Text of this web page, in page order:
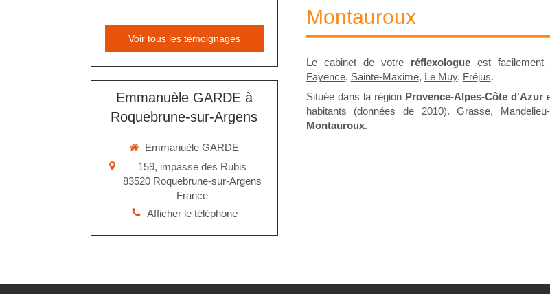
Montauroux
Le cabinet de votre réflexologue est facilement
Fayence, Sainte-Maxime, Le Muy, Fréjus.
Située dans la région Provence-Alpes-Côte d'Azur
habitants (données de 2010). Grasse,
Montauroux.
Voir tous les témoignages
Emmanuèle GARDE à
Roquebrune-sur-Argens
Emmanuèle GARDE
159, impasse des Rubis
83520 Roquebrune-sur-Argens
France
Afficher le téléphone